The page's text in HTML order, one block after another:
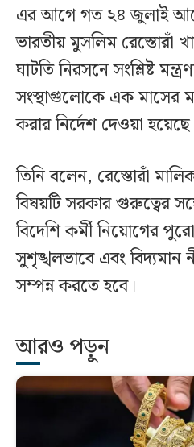
এর আগে গত ২৪ জুলাই
ভারতীয় মুসলিম রেস্তোরাঁ
ঘাটতি নিরসনে সংশ্লিষ্ট
সংস্থাগুলোকে এক মাসের
করার নির্দেশ দেওয়া
তিনি বলেন, রেস্তোরাঁ
বিষয়টি সরকার গুরুত্বের
বিদেশি কর্মী নিয়োগের
সুশৃঙ্খলভাবে এবং
সম্পন্ন করতে হবে।
আরও পড়ুন